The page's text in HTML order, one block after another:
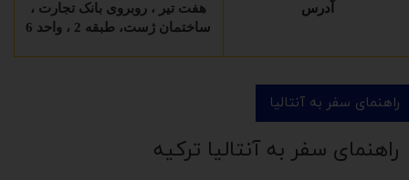
آدرس
هفت تیر ، روبروی بانک تجارت ،
ساختمان ژست، طبقه 2 ، واحد 6
راهنمای سفر به آنتالیا
راهنمای سفر به آنتالیا ترکیه